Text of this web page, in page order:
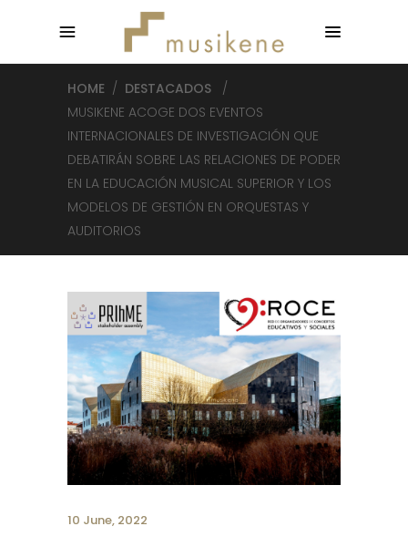
HOME / DESTACADOS
/
MUSIKENE ACOGE DOS EVENTOS
INTERNACIONALES DE INVESTIGACIÓN QUE
DEBATIRÁN SOBRE LAS RELACIONES DE PODER
EN LA EDUCACIÓN MUSICAL SUPERIOR Y LOS
MODELOS DE GESTIÓN EN ORQUESTAS Y
AUDITORIOS
10 June, 2022